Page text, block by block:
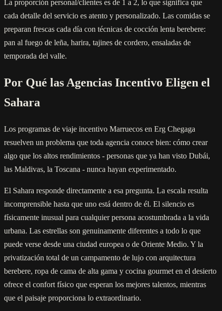
La proporción personal/clientes es de 1 a 2, lo que significa que
cada detalle del servicio es atento y personalizado. Las comidas se
preparan frescas cada día con técnicas de cocción lenta berebere:
pan al fuego de leña, harira, tajines de cordero, ensaladas de
temporada del valle.
Por Qué las Agencias Incentivo Eligen el
Sahara
Los programas de viaje incentivo Marruecos en Erg Chegaga
resuelven un problema que toda agencia conoce bien: cómo crear
algo que los altos rendimientos - personas que ya han visto Dubái,
las Maldivas, la Toscana - nunca hayan experimentado.
El Sahara responde directamente a esa pregunta. La escala resulta
incomprensible hasta que uno está dentro de él. El silencio es
físicamente inusual para cualquier persona acostumbrada a la vida
urbana. Las estrellas son genuinamente diferentes a todo lo que
puede verse desde una ciudad europea o de Oriente Medio. Y la
privatización total de un campamento de lujo con arquitectura
berebere, ropa de cama de alta gama y cocina gourmet en el desierto
ofrece el confort físico que esperan los mejores talentos, mientras
que el paisaje proporciona lo extraordinario.